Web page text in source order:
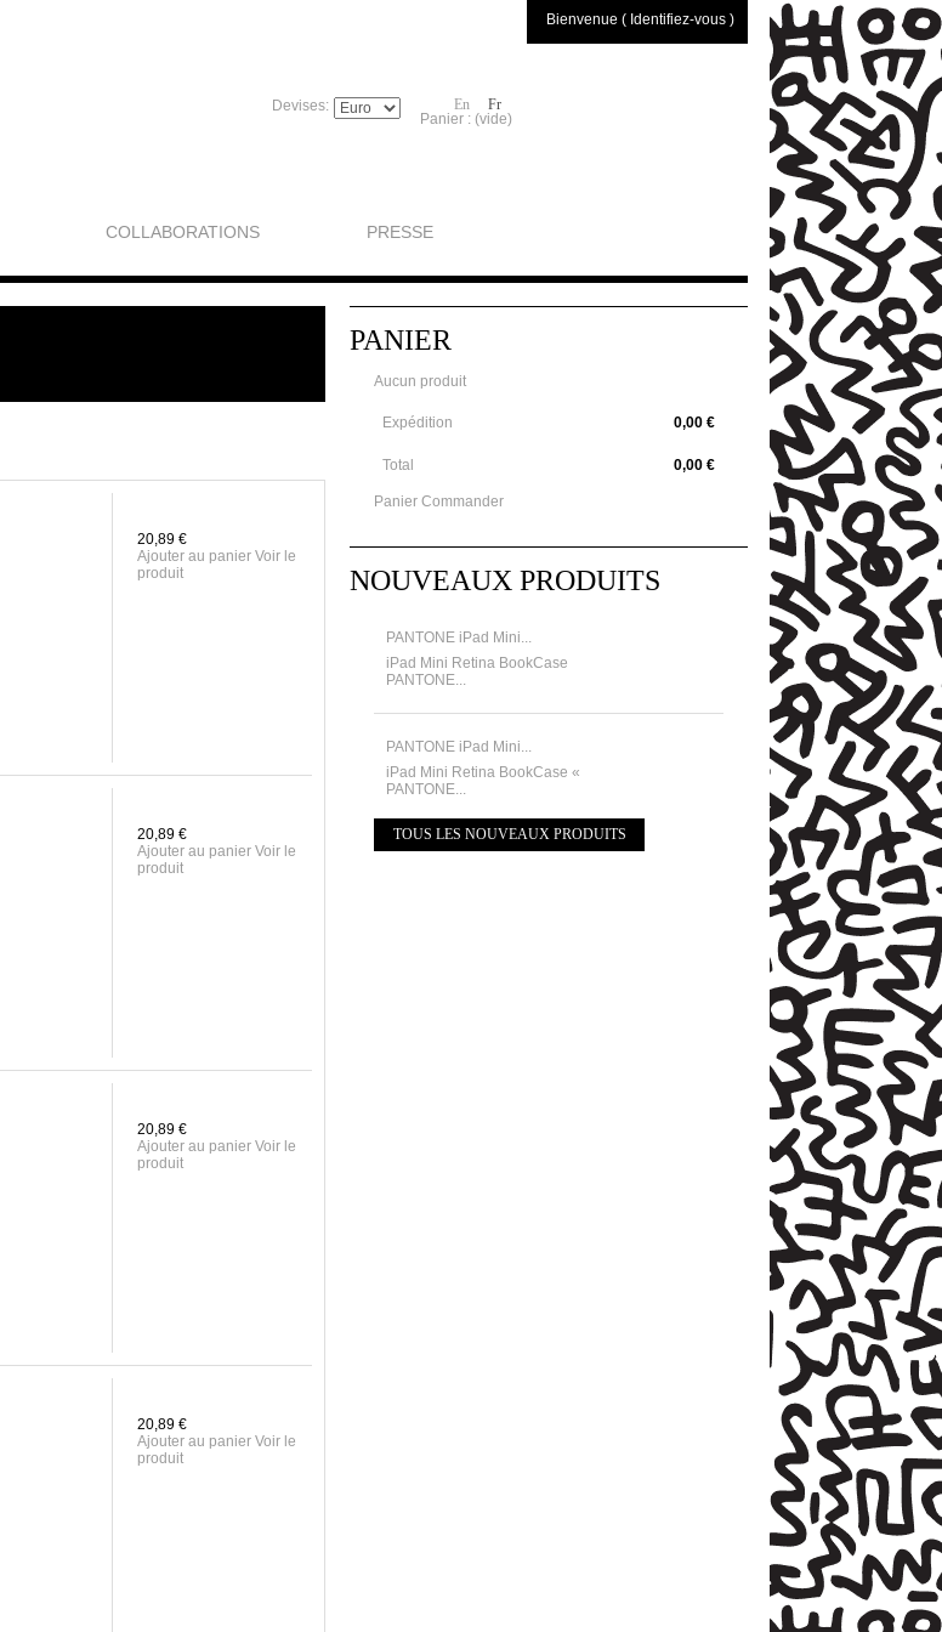
Panier : (vide)
Bienvenue ( Identifiez-vous )
En Fr
COLLABORATIONS PRESSE
Devises:
20,89 €
Ajouter au panier Voir le
produit
20,89 €
Ajouter au panier Voir le
produit
20,89 €
Ajouter au panier Voir le
produit
20,89 €
Ajouter au panier Voir le
produit
PANIER
Aucun produit
0,00 €
Expédition
0,00 €
Total
Panier Commander
NOUVEAUX PRODUITS
PANTONE iPad Mini...
iPad Mini Retina BookCase
PANTONE...
PANTONE iPad Mini...
iPad Mini Retina BookCase «
PANTONE...
TOUS LES NOUVEAUX PRODUITS